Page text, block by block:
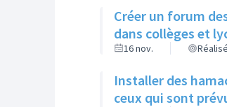
Créer un forum
dans collèges et
16 nov.
Installer des
ceux qui sont